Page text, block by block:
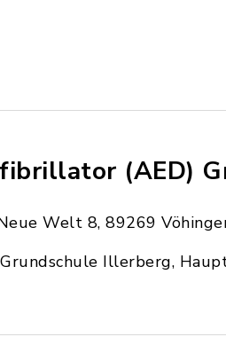
(AED)
Welt 8, 89269
Illerberg,